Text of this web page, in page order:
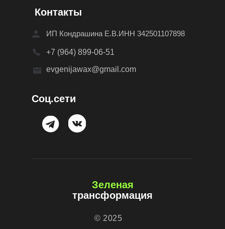
Соц.сети
ИП Кондрашина Е.В.ИНН 342501107898
Контакты
+7 (964) 899-06-51
evgenijawax@gmail.com
© 2025
Зеленая
трансформация